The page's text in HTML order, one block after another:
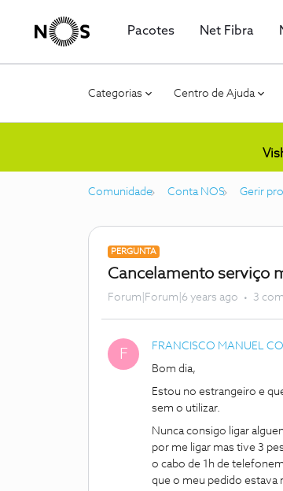
Pacotes Net Fibra
Categorias Centro de Ajuda
Comunidade Conta NOS Gerir
PERGUNTA
Cancelamento serviço
Forum|Forum|6 years ago 3
F FRANCISCO MANUEL
Bom dia,
Estou no estrangeiro e
sem o utilizar.
Nunca consigo ligar
por me ligar mas tive 3
o cabo de 1h de
que o meu pedido estava